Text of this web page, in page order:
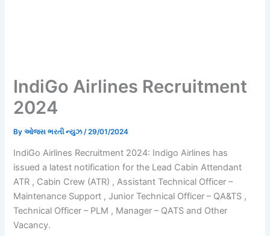
IndiGo Airlines Recruitment
2024
Byઓજસ ભરતી ન્યુઝ /29/01/2024
IndiGo Airlines Recruitment 2024: Indigo Airlines has
issued a latest notification for the Lead Cabin Attendant
ATR , Cabin Crew (ATR) , Assistant Technical Officer –
Maintenance Support , Junior Technical Officer – QA&TS ,
Technical Officer – PLM , Manager – QATS and Other
Vacancy.